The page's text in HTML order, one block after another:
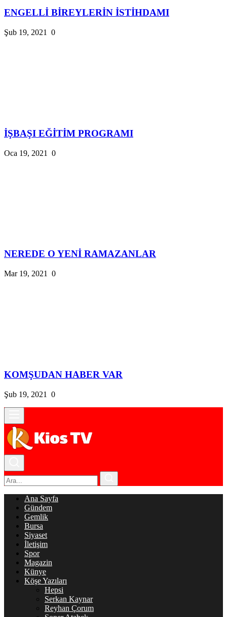
ENGELLİ BİREYLERİN İSTİHDAMI
Şub 19, 2021 0
İŞBAŞI EĞİTİM PROGRAMI
Oca 19, 2021 0
NEREDE O YENİ RAMAZANLAR
Mar 19, 2021 0
KOMŞUDAN HABER VAR
Şub 19, 2021 0
Ana Sayfa
Gündem
Gemlik
Bursa
Siyaset
İletişim
Spor
Magazin
Künye
Köşe Yazıları
Hepsi
Serkan Kaynar
Reyhan Çorum